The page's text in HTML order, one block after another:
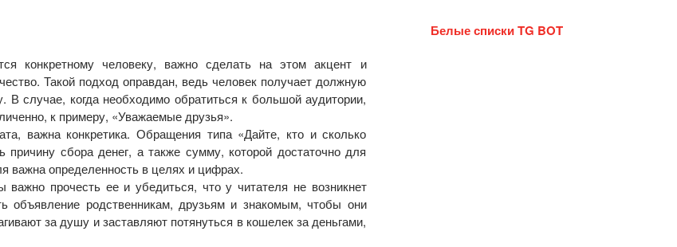
конкретному человеку, важно сделать на этом акцент и
Такой подход оправдан, ведь человек получает должную
В случае, когда необходимо обратиться к большой аудитории,
к примеру, «Уважаемые друзья».
важна конкретика. Обращения типа «Дайте, кто и сколько
сбора денег, а также сумму, которой достаточно для
важна определенность в целях и цифрах.
прочесть ее и убедиться, что у читателя не возникнет
объявление родственникам, друзьям и знакомым, чтобы они
за душу и заставляют потянуться в кошелек за деньгами,
Белые списки TG BOT